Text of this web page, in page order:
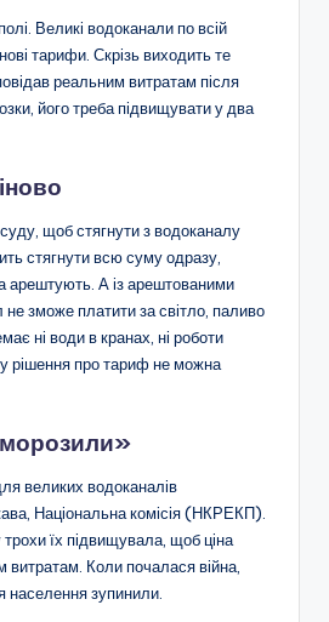
Великі водоканали по всій
тарифи. Скрізь виходить те
реальним витратам після
його треба підвищувати у два
щоб стягнути з водоканалу
стягнути всю суму одразу,
арештують. А із арештованими
зможе платити за світло, паливо
ні води в кранах, ні роботи
рішення про тариф не можна
великих водоканалів
Національна комісія (НКРЕКП).
їх підвищувала, щоб ціна
витратам. Коли почалася війна,
населення зупинили.